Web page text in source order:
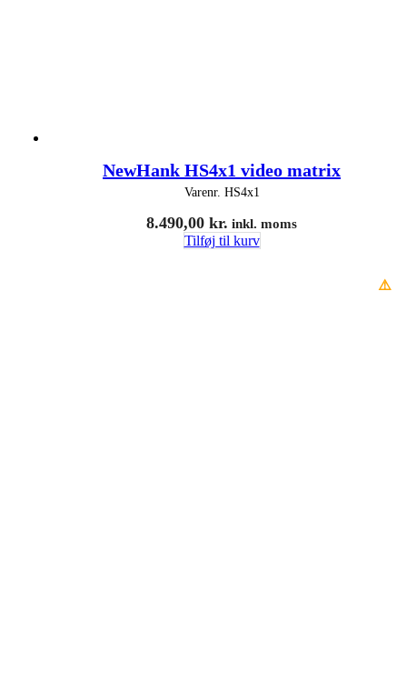
NewHank HS4x1 video matrix
Varenr. HS4x1
8.490,00 kr. inkl. moms
Tilføj til kurv
⚠️